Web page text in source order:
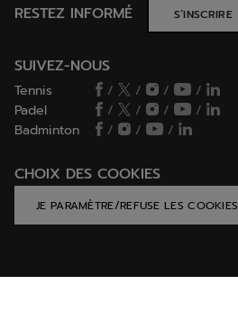
RESTEZ INFORMÉ S’INSCRIRE
SUIVEZ-NOUS
Tennis / / /
/
Padel
/ / /
/
Badminton
/ / /
CHOIX DES COOKIES
JE PARAMÈTRE/REFUSE LES COOKIES